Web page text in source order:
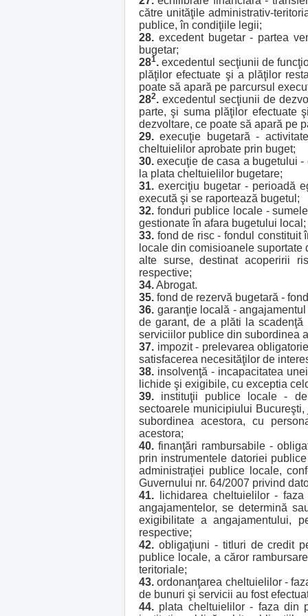
către unităţile administrativ-
publice, în condiţiile legii;
28. excedent bugetar - partea
bugetar;
281. excedentul secţiunii de
plăţilor efectuate şi a plăţilor
poate să apară pe parcursul
282. excedentul secţiunii de
parte, şi suma plăţilor efectuate
dezvoltare, ce poate să apară pe
29. execuţie bugetară -
cheltuielilor aprobate prin buget;
30. execuţie de casa a bugetului
la plata cheltuielilor bugetare;
31. exerciţiu bugetar - perioadă
execută şi se raportează bugetul;
32. fonduri publice locale -
gestionate în afara bugetului local;
33. fond de risc - fondul constituit
locale din comisioanele
alte surse, destinat acoperirii
respective;
34.Abrogat.
35. fond de rezervă bugetară -
36. garanţie locală -
de garant, de a plăti la scadenţă
serviciilor publice din subordinea
37. impozit - prelevarea
satisfacerea necesităţilor de
38. insolvenţă - incapacitatea
lichide şi exigibile, cu exceptia
39. instituţii publice locale -
sectoarele municipiului
subordinea acestora, cu
acestora;
40. finanţări rambursabile -
prin instrumentele datoriei
administraţiei publice locale,
Guvernului nr. 64/2007 privind
41. lichidarea cheltuielilor -
angajamentelor, se determină
exigibilitate a angajamentului,
respective;
42. obligaţiuni - titluri de credit
publice locale, a căror
teritoriale;
43. ordonanţarea cheltuielilor -
de bunuri şi servicii au fost
44. plata cheltuielilor - faza din